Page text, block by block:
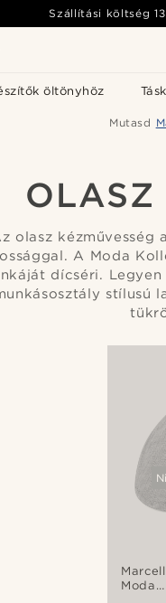
öltönyhöz
Szállítási költség
Mutasd
OLASZ
olasz kézművesség
A Moda
dícséri.
stílusú
Moda